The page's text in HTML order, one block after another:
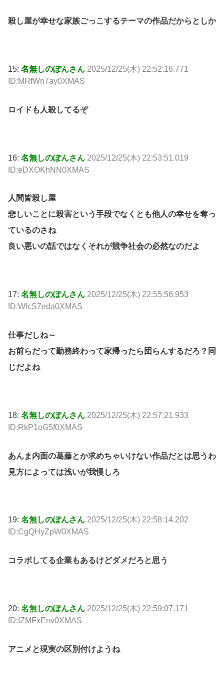
殺し屋が幸せな家族ごっこするテーマの作品だからとしか
15: 名無しのぽんさん 2025/12/25(木) 22:52:16.771
ID:MRfWn7ay0XMAS
ロイドも人殺してるぞ
16: 名無しのぽんさん 2025/12/25(木) 22:53:51.019
ID:eDXOKhNN0XMAS
人間皆殺し屋
悲しいことに殺害という手段でなくとも他人の幸せを奪っ
ているのさね
良い悪いの話ではなくそれが競争社会の必然なのだよ
17: 名無しのぽんさん 2025/12/25(木) 22:55:56.953
ID:WlcS7eda0XMAS
仕事だしね～
お前らだって勤務終わって家帰ったら団らんするだろ？同
じだよね
18: 名無しのぽんさん 2025/12/25(木) 22:57:21.933
ID:RkP1oG5f0XMAS
あんま内面の葛藤とか求めちゃいけない作品だとは思うわ
見方によっては浅いが我慢しろ
19: 名無しのぽんさん 2025/12/25(木) 22:58:14.202
ID:CgQHyZpW0XMAS
コラボしてる企業もあるけどダメだろと思う
20: 名無しのぽんさん 2025/12/25(木) 22:59:07.171
ID:IZMFxEnv0XMAS
アニメと現実の区別付けようね